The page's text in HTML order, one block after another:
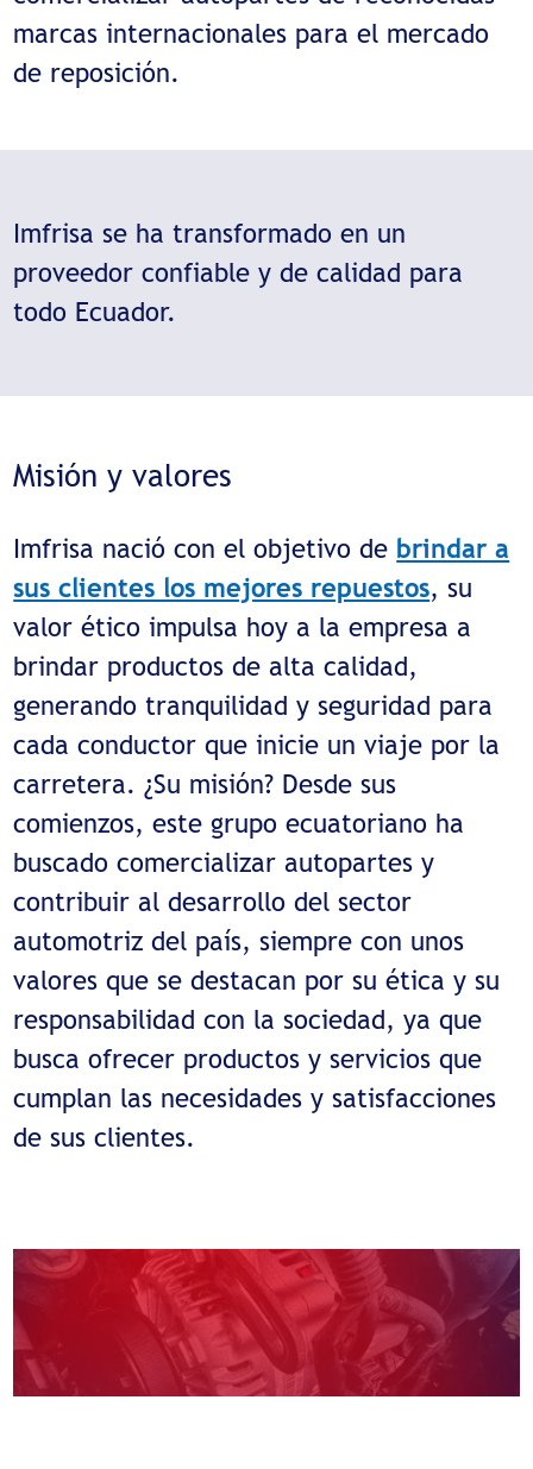
marcas internacionales para el mercado
de reposición.
Imfrisa se ha transformado en un
proveedor confiable y de calidad para
todo Ecuador.
Misión y valores
Imfrisa nació con el objetivo de brindar a
sus clientes los mejores repuestos, su
valor ético impulsa hoy a la empresa a
brindar productos de alta calidad,
generando tranquilidad y seguridad para
cada conductor que inicie un viaje por la
carretera. ¿Su misión? Desde sus
comienzos, este grupo ecuatoriano ha
buscado comercializar autopartes y
contribuir al desarrollo del sector
automotriz del país, siempre con unos
valores que se destacan por su ética y su
responsabilidad con la sociedad, ya que
busca ofrecer productos y servicios que
cumplan las necesidades y satisfacciones
de sus clientes.